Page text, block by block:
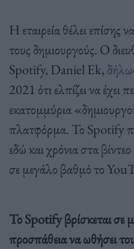
Η εταιρεία θέλει επίσης
τους δημιουργούς. Ο
Spotify, Daniel Ek,
2021 ότι ελπίζει να έχει
εκατομμύρια
πλατφόρμα. Το Spotify
εδώ και χρόνια στα
σε μεγάλο βαθμό το
Το Spotify βρίσκεται σε
προσπάθεια να ωθήσει